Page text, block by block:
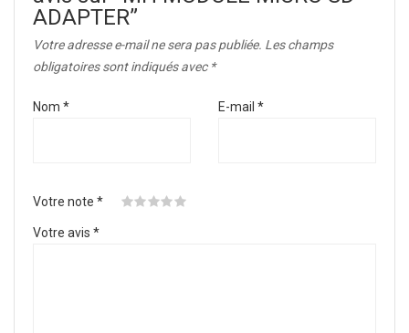
ADAPTER”
Votre adresse e-mail ne sera pas publiée. Les champs
obligatoires sont indiqués avec *
Nom * E-mail *
Votre note *
Votre avis *